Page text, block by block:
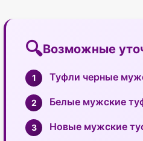
Возможные
Туфли черные
Белые мужские
Новые мужские